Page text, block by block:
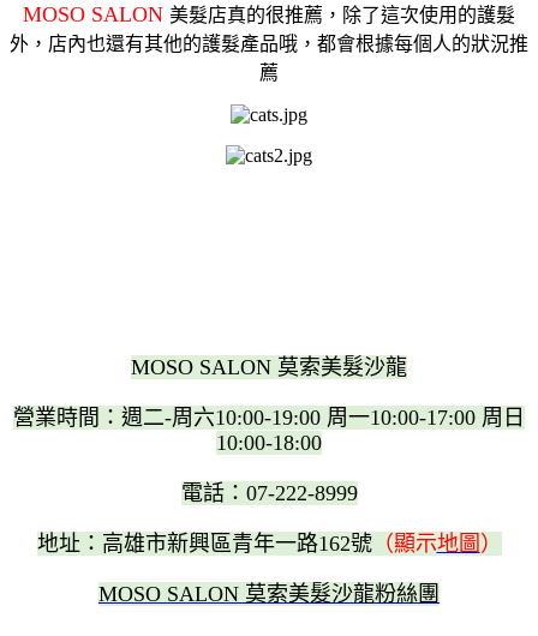
MOSO SALON 美髮店真的很推薦，除了這次使用的護髮
外，店內也還有其他的護髮產品哦，都會根據每個人的狀況推
薦
MOSO SALON 莫索美髮沙龍
營業時間：週二-周六10:00-19:00 周一10:00-17:00 周日
10:00-18:00
電話：07-222-8999
地址：高雄市新興區青年一路162號（顯示地圖 ）
MOSO SALON 莫索美髮沙龍粉絲團